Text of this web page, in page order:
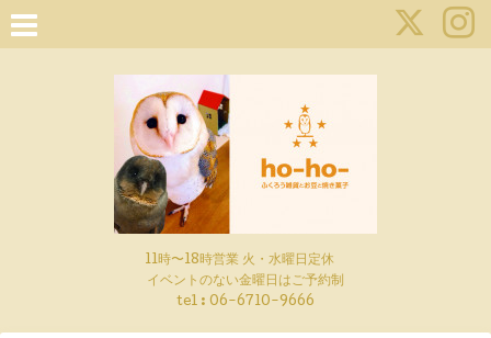
11時〜18時営業 火・水曜日定休
イベントのない金曜日はご予約制
tel : 06-6710-9666